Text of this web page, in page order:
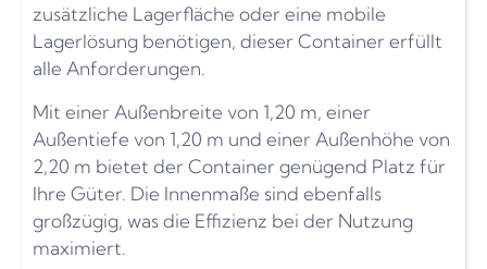
zusätzliche Lagerfläche oder eine mobile
Lagerlösung benötigen, dieser Container erfüllt
alle Anforderungen.
Mit einer Außenbreite von 1,20 m, einer
Außentiefe von 1,20 m und einer Außenhöhe von
2,20 m bietet der Container genügend Platz für
Ihre Güter. Die Innenmaße sind ebenfalls
großzügig, was die Effizienz bei der Nutzung
maximiert.